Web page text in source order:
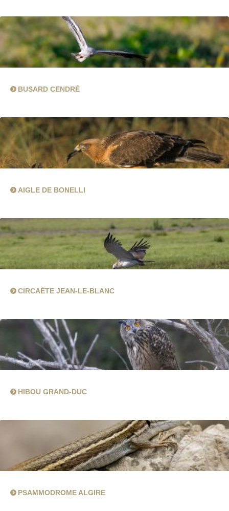
BUSARD CENDRÉ
AIGLE DE BONELLI
CIRCAÈTE JEAN-LE-BLANC
HIBOU GRAND-DUC
PSAMMODROME ALGIRE